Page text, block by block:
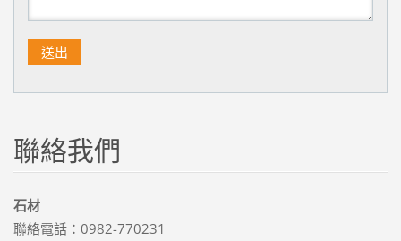
聯絡我們
石材
聯絡電話：0982-770231